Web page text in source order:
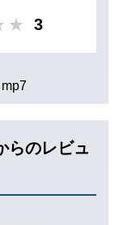
3
らのレビュ